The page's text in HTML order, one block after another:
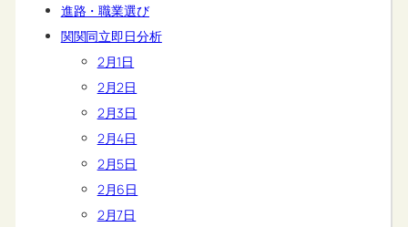
進路・職業選び
関関同立即日分析
2月1日
2月2日
2月3日
2月4日
2月5日
2月6日
2月7日